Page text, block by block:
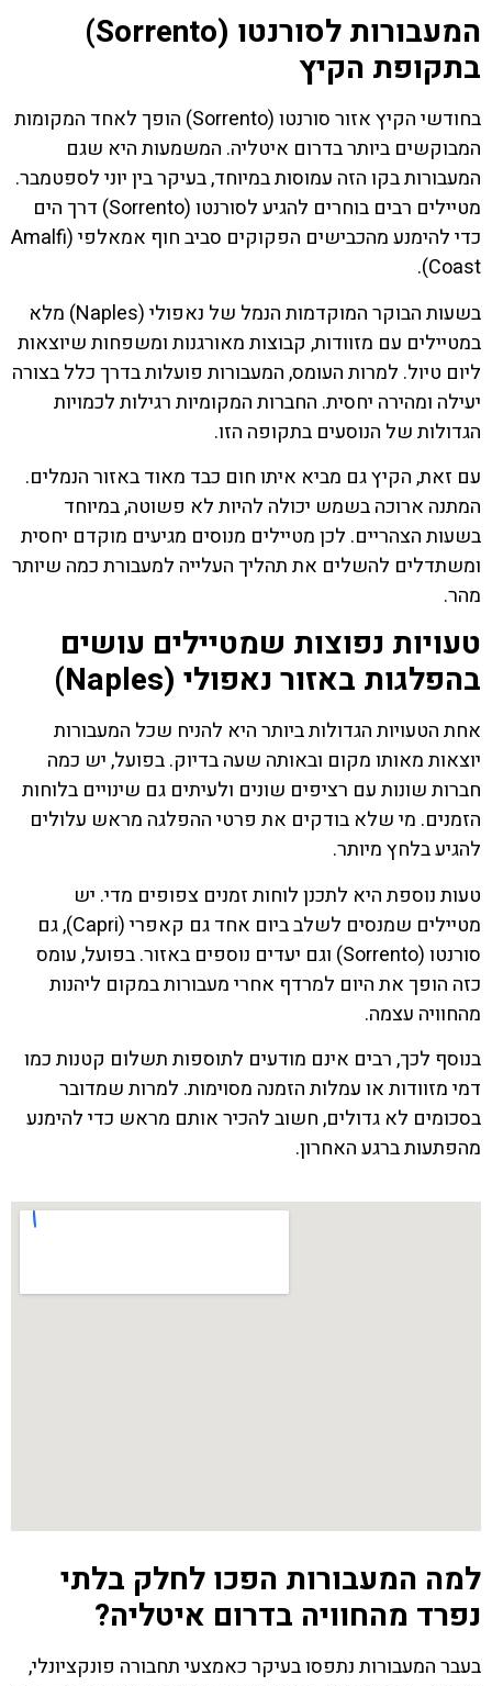
המעבורות לסורנטו (Sorrento)
בתקופת הקיץ
בחודשי הקיץ אזור סורנטו (Sorrento) הופך לאחד המקומות
המבוקשים ביותר בדרום איטליה. המשמעות היא שגם
המעבורות בקו הזה עמוסות במיוחד, בעיקר בין יוני לספטמבר.
מטיילים רבים בוחרים להגיע לסורנטו (Sorrento) דרך הים
כדי להימנע מהכבישים הפקוקים סביב חוף אמאלפי (Amalfi
Coast).
בשעות הבוקר המוקדמות הנמל של נאפולי (Naples) מלא
במטיילים עם מזוודות, קבוצות מאורגנות ומשפחות שיוצאות
ליום טיול. למרות העומס, המעבורות פועלות בדרך כלל בצורה
יעילה ומהירה יחסית. החברות המקומיות רגילות לכמויות
הגדולות של הנוסעים בתקופה הזו.
עם זאת, הקיץ גם מביא איתו חום כבד מאוד באזור הנמלים.
המתנה ארוכה בשמש יכולה להיות לא פשוטה, במיוחד
בשעות הצהריים. לכן מטיילים מנוסים מגיעים מוקדם יחסית
ומשתדלים להשלים את תהליך העלייה למעבורת כמה שיותר
מהר.
טעויות נפוצות שמטיילים עושים
בהפלגות באזור נאפולי (Naples)
אחת הטעויות הגדולות ביותר היא להניח שכל המעבורות
יוצאות מאותו מקום ובאותה שעה בדיוק. בפועל, יש כמה
חברות שונות עם רציפים שונים ולעיתים גם שינויים בלוחות
הזמנים. מי שלא בודקים את פרטי ההפלגה מראש עלולים
להגיע בלחץ מיותר.
טעות נוספת היא לתכנן לוחות זמנים צפופים מדי. יש
מטיילים שמנסים לשלב ביום אחד גם קאפרי (Capri), גם
סורנטו (Sorrento) וגם יעדים נוספים באזור. בפועל, עומס
כזה הופך את היום למרדף אחרי מעבורות במקום ליהנות
מהחוויה עצמה.
בנוסף לכך, רבים אינם מודעים לתוספות תשלום קטנות כמו
דמי מזוודות או עמלות הזמנה מסוימות. למרות שמדובר
בסכומים לא גדולים, חשוב להכיר אותם מראש כדי להימנע
מהפתעות ברגע האחרון.
למה המעבורות הפכו לחלק בלתי
נפרד מהחוויה בדרום איטליה?
בעבר המעבורות נתפסו בעיקר כאמצעי תחבורה פונקציונלי,